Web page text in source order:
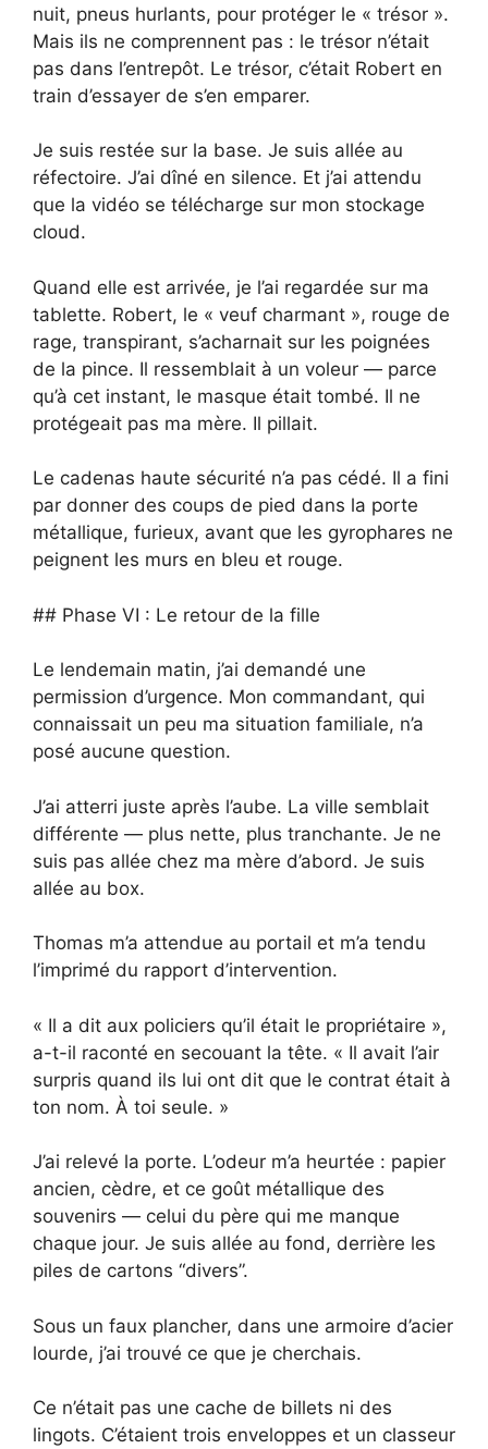
nuit, pneus hurlants, pour protéger le « trésor ».
Mais ils ne comprennent pas : le trésor n’était
pas dans l’entrepôt. Le trésor, c’était Robert en
train d’essayer de s’en emparer.
Je suis restée sur la base. Je suis allée au
réfectoire. J’ai dîné en silence. Et j’ai attendu
que la vidéo se télécharge sur mon stockage
cloud.
Quand elle est arrivée, je l’ai regardée sur ma
tablette. Robert, le « veuf charmant », rouge de
rage, transpirant, s’acharnait sur les poignées
de la pince. Il ressemblait à un voleur — parce
qu’à cet instant, le masque était tombé. Il ne
protégeait pas ma mère. Il pillait.
Le cadenas haute sécurité n’a pas cédé. Il a fini
par donner des coups de pied dans la porte
métallique, furieux, avant que les gyrophares ne
peignent les murs en bleu et rouge.
## Phase VI : Le retour de la fille
Le lendemain matin, j’ai demandé une
permission d’urgence. Mon commandant, qui
connaissait un peu ma situation familiale, n’a
posé aucune question.
J’ai atterri juste après l’aube. La ville semblait
différente — plus nette, plus tranchante. Je ne
suis pas allée chez ma mère d’abord. Je suis
allée au box.
Thomas m’a attendue au portail et m’a tendu
l’imprimé du rapport d’intervention.
« Il a dit aux policiers qu’il était le propriétaire »,
a-t-il raconté en secouant la tête. « Il avait l’air
surpris quand ils lui ont dit que le contrat était à
ton nom. À toi seule. »
J’ai relevé la porte. L’odeur m’a heurtée : papier
ancien, cèdre, et ce goût métallique des
souvenirs — celui du père qui me manque
chaque jour. Je suis allée au fond, derrière les
piles de cartons “divers”.
Sous un faux plancher, dans une armoire d’acier
lourde, j’ai trouvé ce que je cherchais.
Ce n’était pas une cache de billets ni des
lingots. C’étaient trois enveloppes et un classeur